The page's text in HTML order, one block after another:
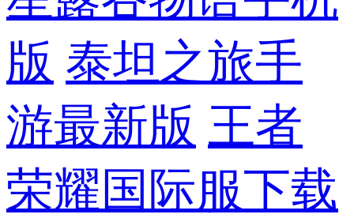
版 泰坦之旅手
游最新版 王者
荣耀国际服下载